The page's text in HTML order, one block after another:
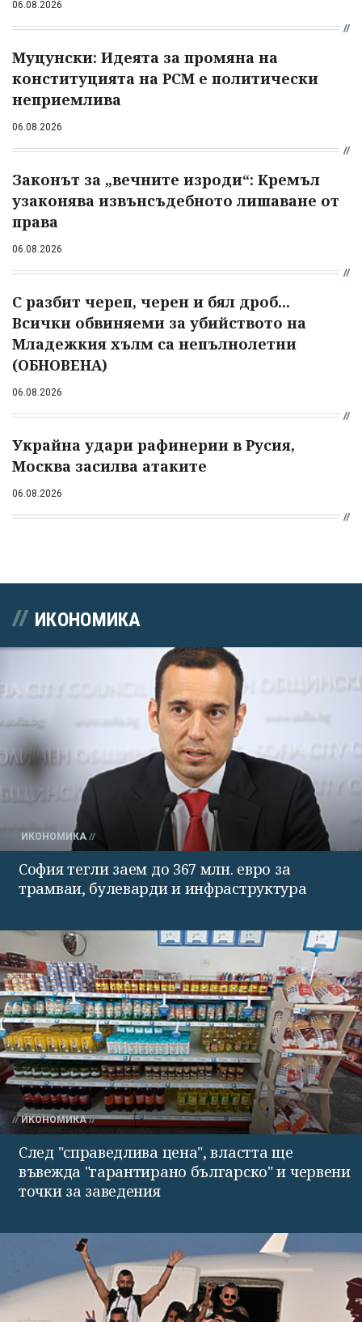
06.08.2026
Муцунски: Идеята за промяна на
конституцията на РСМ е политически
неприемлива
06.08.2026
Законът за „вечните изроди“: Кремъл
узаконява извънсъдебното лишаване от
права
06.08.2026
С разбит череп, черен и бял дроб...
Всички обвиняеми за убийството на
Младежкия хълм са непълнолетни
(ОБНОВЕНА)
06.08.2026
Украйна удари рафинерии в Русия,
Москва засилва атаките
06.08.2026
ИКОНОМИКА
ИКОНОМИКА
София тегли заем до 367 млн. евро за
трамваи, булеварди и инфраструктура
ИКОНОМИКА
След "справедлива цена", властта ще
въвежда "гарантирано българско" и червени
точки за заведения